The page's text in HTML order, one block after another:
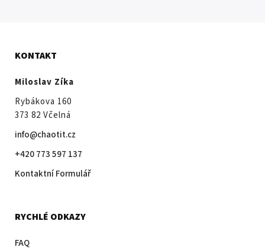
KONTAKT
Miloslav Zíka
Rybákova 160
373 82 Včelná
info@chaotit.cz
+420 773 597 137
Kontaktní Formulář
RYCHLÉ ODKAZY
FAQ